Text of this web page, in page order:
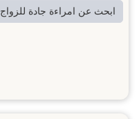
ابحث عن امراءة جادة للزواج